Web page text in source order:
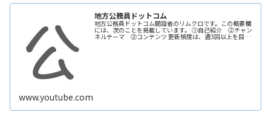
地方公務員ドットコム
地方公務員ドットコム開設者のリムクロです。この概要欄
には、次のことを掲載しています。 ①自己紹介 ②チャン
ネルテーマ ③コンテンツ 更新頻度は、週3回以上を目指
www.youtube.com